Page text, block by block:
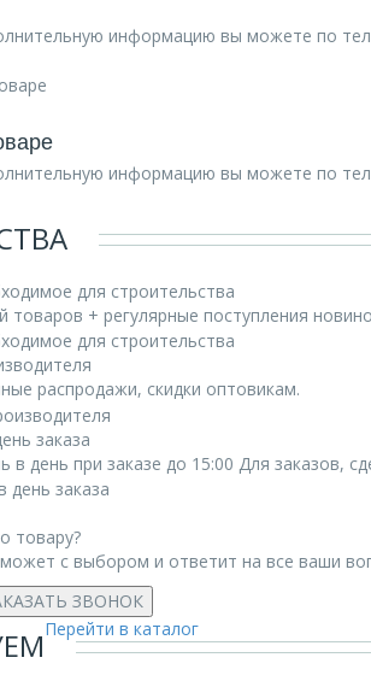
информацию вы можете по
информацию вы можете по
для строительства
товаров + регулярные поступления
распродажи, скидки оптовикам.
заказа
в день при заказе до 15:00 Для заказов,
товару?
с выбором и ответит на все ваши
ЗВОНОК
Перейти в каталог